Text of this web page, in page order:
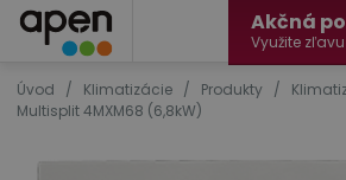
Akčná
Využite zľavu
Úvod / Klimatizácie / Produkty /
Multisplit 4MXM68 (6,8kW)